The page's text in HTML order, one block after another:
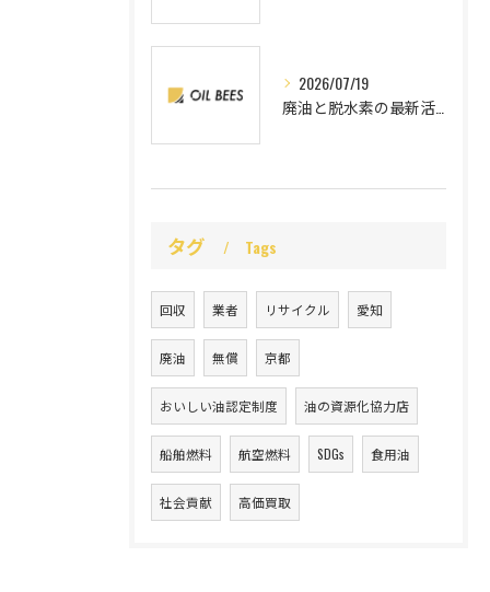
2026/07/19
廃油と脱水素の最新活用術を愛知県の事例で学ぶ
タグ Tags
回収 業者 リサイクル 愛知
廃油 無償 京都
おいしい油認定制度 油の資源化協力店
船舶燃料 航空燃料 SDGs 食用油
社会貢献 高価買取